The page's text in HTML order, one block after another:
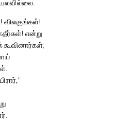
விலகுங்கள்!
என்று
கூவினார்கள்;